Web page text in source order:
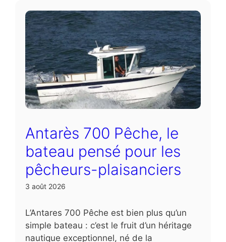
Antarès 700 Pêche, le
bateau pensé pour les
pêcheurs-plaisanciers
3 août 2026
L’Antares 700 Pêche est bien plus qu’un
simple bateau : c’est le fruit d’un héritage
nautique exceptionnel, né de la